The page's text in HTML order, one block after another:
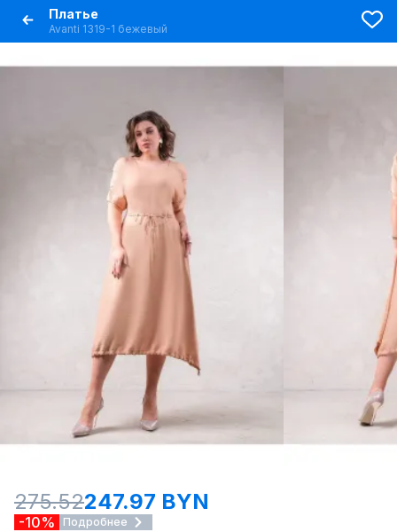
Платье
Avanti 1319-1 бежевый
275.52247.97 BYN
-10% Подробнее